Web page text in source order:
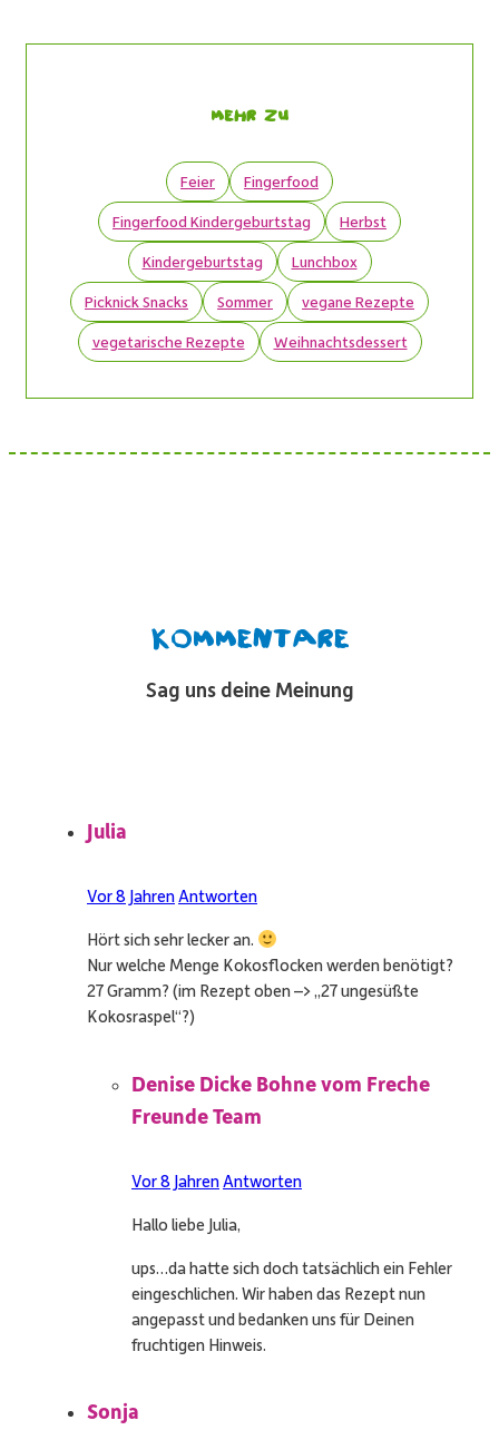
Mehr zu
Feier
Fingerfood
Fingerfood Kindergeburtstag
Herbst
Kindergeburtstag
Lunchbox
Picknick Snacks
Sommer
vegane Rezepte
vegetarische Rezepte
Weihnachtsdessert
Kommentare
Sag uns deine Meinung
Julia
Vor 8 JahrenAntworten
Hört sich sehr lecker an.
Nur welche Menge Kokosflocken werden benötigt?
27 Gramm? (im Rezept oben –> „27 ungesüßte
Kokosraspel“?)
Denise Dicke Bohne vom Freche
Freunde Team
Vor 8 Jahren Antworten
Hallo liebe Julia,
ups…da hatte sich doch tatsächlich ein Fehler
eingeschlichen. Wir haben das Rezept nun
angepasst und bedanken uns für Deinen
fruchtigen Hinweis.
Sonja